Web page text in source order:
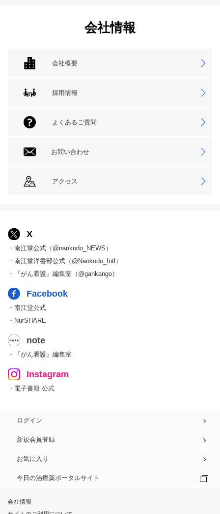
会社情報
会社概要
採用情報
よくあるご質問
お問い合わせ
アクセス
X
・南江堂公式（@nankodo_NEWS）
・南江堂洋書部公式（@Nankodo_Intl）
・『がん看護』編集室（@gankango）
Facebook
・南江堂公式
・NurSHARE
note
・『がん看護』編集室
Instagram
・電子書籍 公式
ログイン
新規会員登録
お気に入り
今日の治療薬ポータルサイト
会社情報